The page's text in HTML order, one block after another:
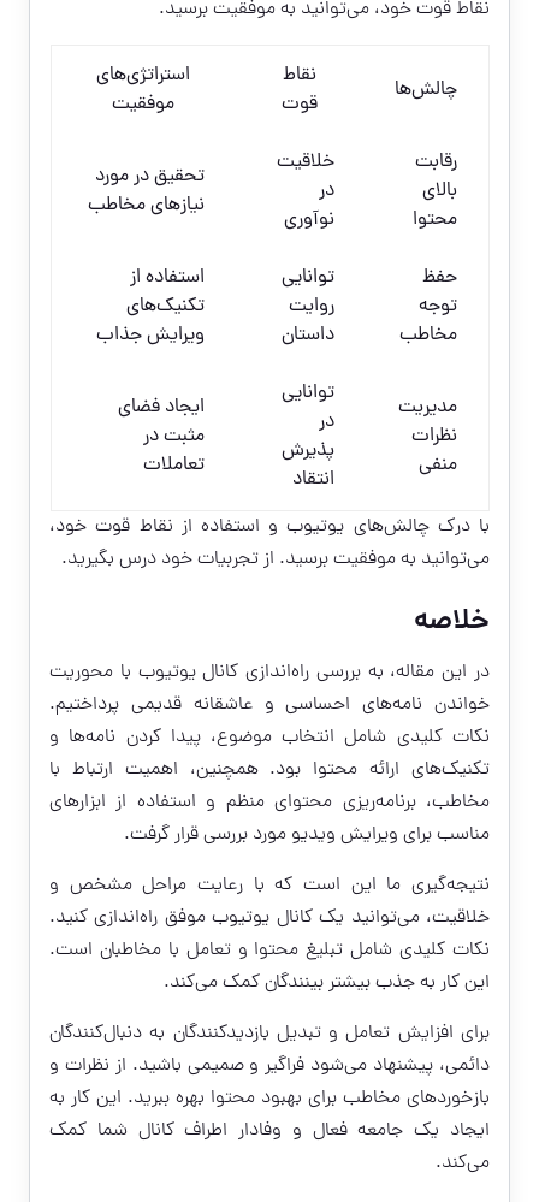
نقاط قوت خود، می‌توانید به موفقیت برسید.
چالش‌ها
نقاط
قوت
استراتژی‌های
موفقیت
رقابت
بالای
محتوا
خلاقیت
در
نوآوری
تحقیق در مورد
نیازهای مخاطب
حفظ
توجه
مخاطب
توانایی
روایت
داستان
استفاده از
تکنیک‌های
ویرایش جذاب
مدیریت
نظرات
منفی
توانایی
در
پذیرش
انتقاد
ایجاد فضای
مثبت در
تعاملات
با درک چالش‌های یوتیوب و استفاده از نقاط قوت خود،
می‌توانید به موفقیت برسید. از تجربیات خود درس بگیرید.
خلاصه
در این مقاله، به بررسی راه‌اندازی کانال یوتیوب با محوریت
خواندن نامه‌های احساسی و عاشقانه قدیمی پرداختیم.
نکات کلیدی شامل انتخاب موضوع، پیدا کردن نامه‌ها و
تکنیک‌های ارائه محتوا بود. همچنین، اهمیت ارتباط با
مخاطب، برنامه‌ریزی محتوای منظم و استفاده از ابزارهای
مناسب برای ویرایش ویدیو مورد بررسی قرار گرفت.
نتیجه‌گیری ما این است که با رعایت مراحل مشخص و
خلاقیت، می‌توانید یک کانال یوتیوب موفق راه‌اندازی کنید.
نکات کلیدی شامل تبلیغ محتوا و تعامل با مخاطبان است.
این کار به جذب بیشتر بینندگان کمک می‌کند.
برای افزایش تعامل و تبدیل بازدیدکنندگان به دنبال‌کنندگان
دائمی، پیشنهاد می‌شود فراگیر و صمیمی باشید. از نظرات و
بازخوردهای مخاطب برای بهبود محتوا بهره ببرید. این کار به
ایجاد یک جامعه فعال و وفادار اطراف کانال شما کمک
می‌کند.